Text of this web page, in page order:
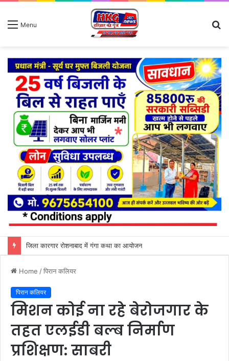
Menu
Home /पिरान कलियर
पिरान कलियर
मिशन कोई ना रहे बेरोजगार के
तहत एलईडी बल्ब निर्माण
प्रशिक्षण: साबरी